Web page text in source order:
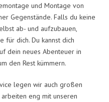
und Montage von
Gegenstände. Falls du keine
ab- und aufzubauen,
für dich. Du kannst dich
dein neues Abenteuer in
den Rest kümmern.
legen wir auch großen
eng mit unseren